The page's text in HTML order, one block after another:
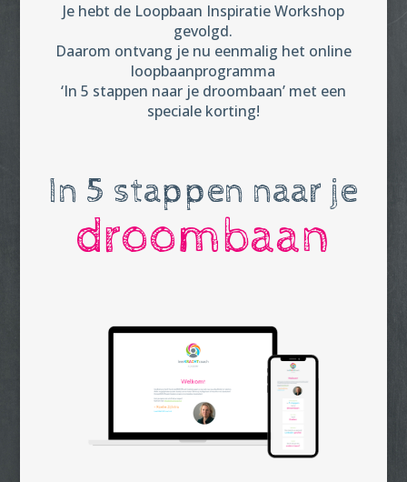
Je hebt de Loopbaan Inspiratie Workshop
gevolgd.
Daarom ontvang je nu eenmalig het online
loopbaanprogramma
‘In 5 stappen naar je droombaan’ met een
speciale korting!
In 5 stappen naar je
droombaan